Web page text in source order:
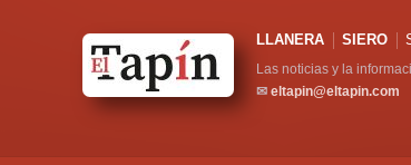
LLANERA SIERO
Las noticias y la
✉ eltapin@eltapin.com